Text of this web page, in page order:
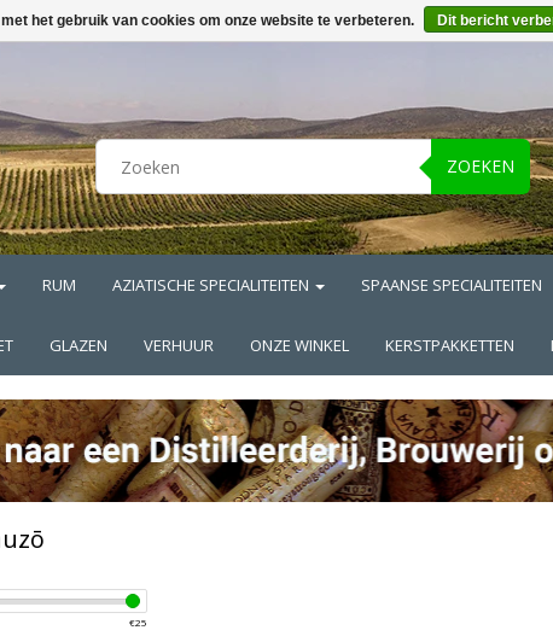
ZOEKEN
RUM AZIATISCHE SPECIALITEITEN SPAANSE SPECIALITEITEN
GLAZEN VERHUUR ONZE WINKEL KERSTPAKKETTEN
€25
het gebruik van cookies om onze website te verbeteren. Dit bericht